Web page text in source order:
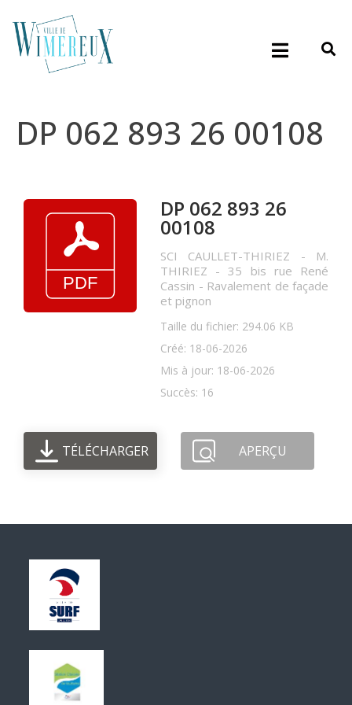
DP 062 893 26 00108
DP 062 893 26
00108
SCI CAULLET-THIRIEZ - M.
THIRIEZ - 35 bis rue René
Cassin - Ravalement de façade
et pignon
Taille du fichier: 294.06 KB
Créé: 18-06-2026
Mis à jour: 18-06-2026
Succès: 16
TÉLÉCHARGER APERÇU